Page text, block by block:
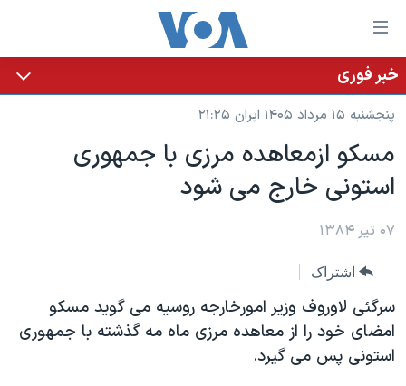
لینکهای
قابل
دسترسی
جهش
محتوای
اصلی
به
اصلی
جهش
به
جستجو
خانه
نسخه سبک وب‌سایت
موضوع ها
ایران
آمریکا
گزیده‌ها
ویژه برنامه‌ها
برنامه های تلویزیونی
جدول برنامه ها
صفحه‌های ویژه
عملیات خشم حماسی
۲۵۰سالگی آمریکا
فرکانس‌های صدای آمریکا
پخش رادیویی
یادگیری زبان انگلیسی
خبر فوری
پنجشنبه ۱۵ مرداد ۱۴۰۵ ایران ۲۱:۲۵
مسکو ازمعاهده مرزی با جمهوری
استونی خارج می شود
۰۷ تیر ۱۳۸۴
اشتراک
سرگئی لاوروف وزير امورخارجه روسيه می گويد مسکو
امضای خود را از معاهده مرزی ماه مه گذشته با جمهوری
استونی پس می گيرد.